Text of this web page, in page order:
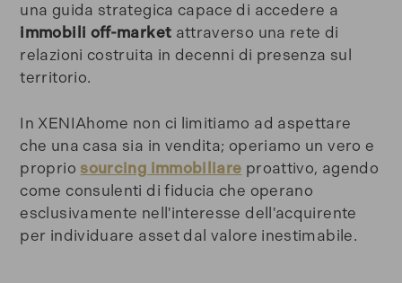
una guida strategica capace di accedere a
immobili off-market attraverso una rete di
relazioni costruita in decenni di presenza sul
territorio.
In XENIAhome non ci limitiamo ad aspettare
che una casa sia in vendita; operiamo un vero e
proprio sourcing immobiliare proattivo, agendo
come consulenti di fiducia che operano
esclusivamente nell'interesse dell'acquirente
per individuare asset dal valore inestimabile.